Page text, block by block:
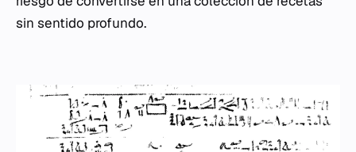
sin sentido profundo.